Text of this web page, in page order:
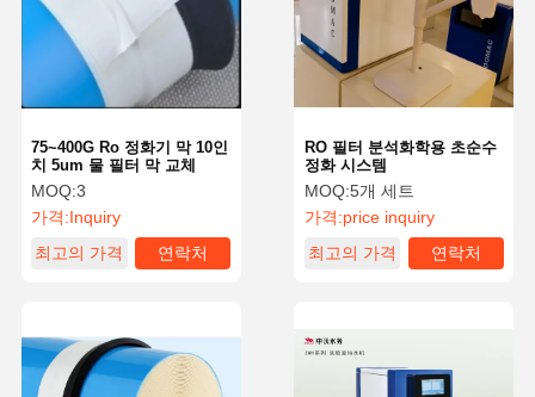
75~400G Ro 정화기 막 10인
치 5um 물 필터 막 교체
MOQ:3
가격:Inquiry
최고의 가격
연락처
RO 필터 분석화학용 초순수
정화 시스템
MOQ:5개 세트
가격:price inquiry
최고의 가격
연락처